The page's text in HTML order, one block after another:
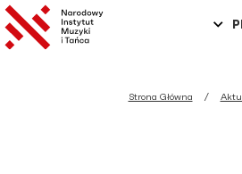
Strona Główna